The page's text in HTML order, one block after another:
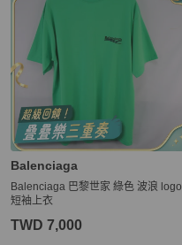
Balenciaga
Balenciaga 巴黎世家 綠色 波浪 logo
短袖上衣
TWD 7,000